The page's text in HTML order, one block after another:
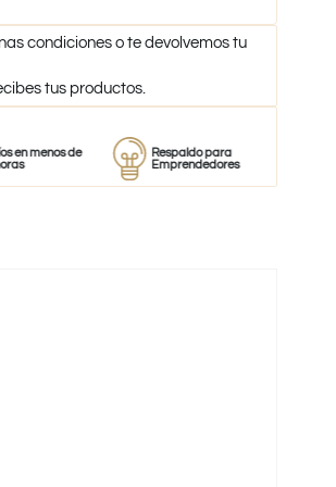
condiciones o te devolvemos tu
tus productos.
de
Respaldo para
Emprendedores